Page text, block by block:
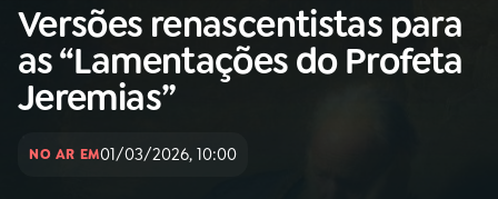
Buscar
na
Rádio
MEC
Buscar
Versões renascentistas para
as “Lamentações do Profeta
Jeremias”
NO AR EM01/03/2026, 10:00